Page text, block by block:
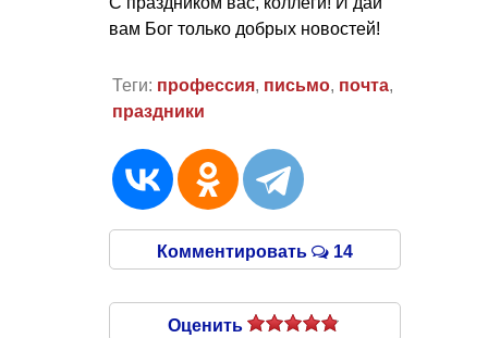
вам Бог только добрых новостей!
Теги: профессия, письмо, почта,
праздники
Комментировать 14
Оценить